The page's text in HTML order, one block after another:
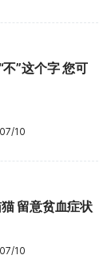
”这个字 您可
10
留意贫血症状
10